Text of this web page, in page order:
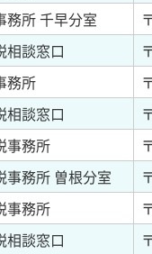
務所 千早分室
相談窓口
務所
相談窓口
事務所
事務所 曽根分室
事務所
相談窓口